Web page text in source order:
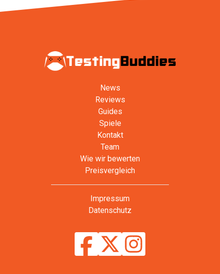
News
Reviews
Guides
Spiele
Kontakt
Team
Wie wir bewerten
Preisvergleich
Impressum
Datenschutz